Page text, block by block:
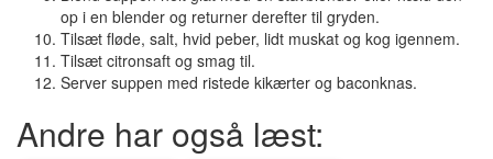
op i en blender og returner derefter til gryden.
Tilsæt fløde, salt, hvid peber, lidt muskat og kog igennem.
Tilsæt citronsaft og smag til.
Server suppen med ristede kikærter og baconknas.
Andre har også læst: